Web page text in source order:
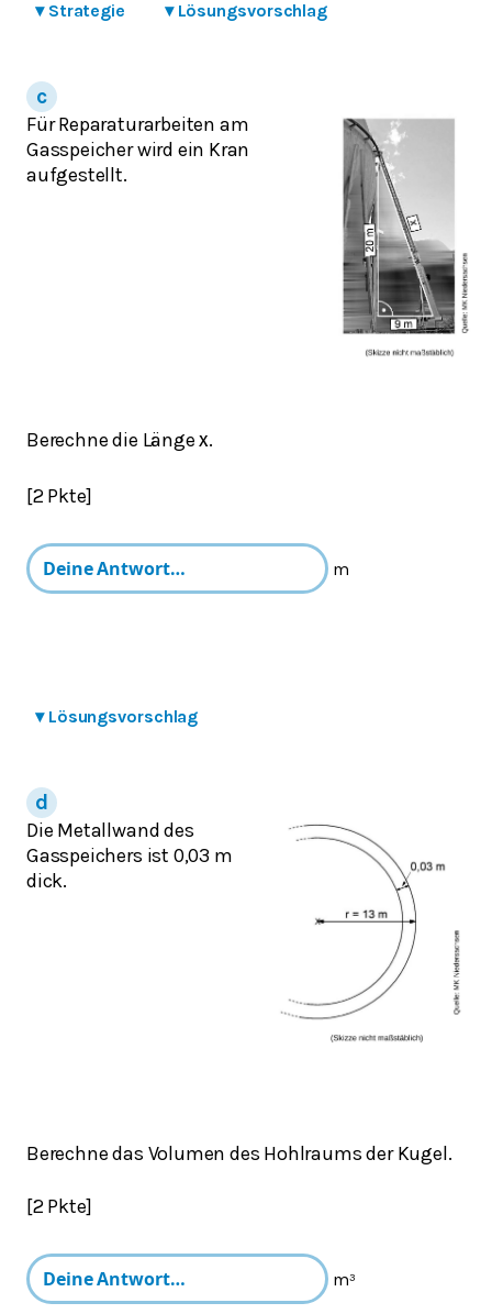
▾ Strategie ▾ Lösungsvorschlag
Für Reparaturarbeiten am
Gasspeicher wird ein Kran
aufgestellt.
Berechne die Längex.
[2 Pkte]
m
▾ Lösungsvorschlag
Die Metallwand des
Gasspeichers ist 0,03 m
dick.
Berechne das Volumen des Hohlraums der Kugel.
[2 Pkte]
m³